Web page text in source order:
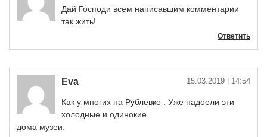
Дай Господи всем написавшим комментарии
так жить!
Ответить
Eva 15.03.2019 | 14:54
Как у многих на Рублевке . Уже надоели эти
холодные и одинокие
дома музеи.